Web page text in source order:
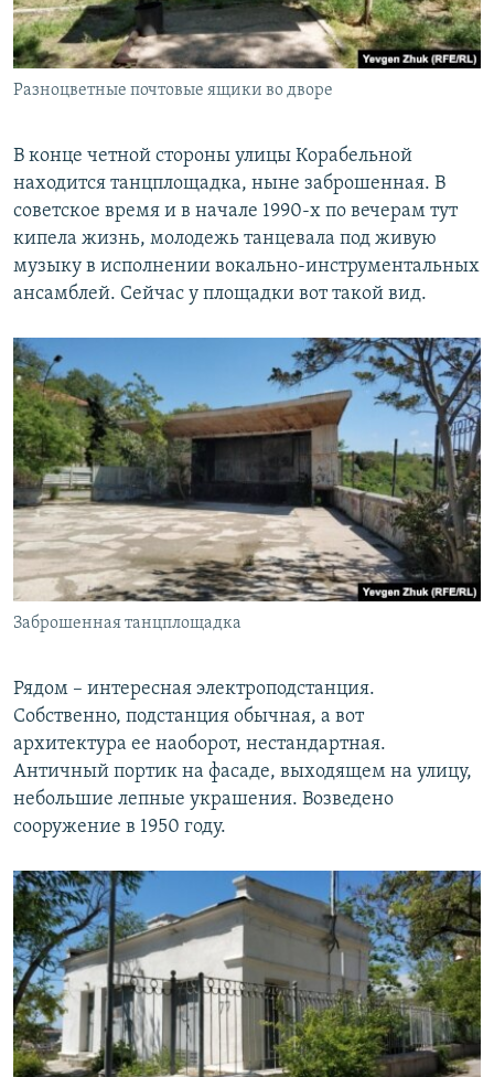
Разноцветные почтовые ящики во дворе
В конце четной стороны улицы Корабельной
находится танцплощадка, ныне заброшенная. В
советское время и в начале 1990-х по вечерам тут
кипела жизнь, молодежь танцевала под живую
музыку в исполнении вокально-инструментальных
ансамблей. Сейчас у площадки вот такой вид.
Заброшенная танцплощадка
Рядом – интересная электроподстанция.
Собственно, подстанция обычная, а вот
архитектура ее наоборот, нестандартная.
Античный портик на фасаде, выходящем на улицу,
небольшие лепные украшения. Возведено
сооружение в 1950 году.